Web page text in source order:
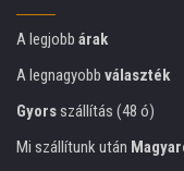
A legjobb árak
A legnagyobb választék
Gyorsszállítás (48 ó)
Mi szállítunk után